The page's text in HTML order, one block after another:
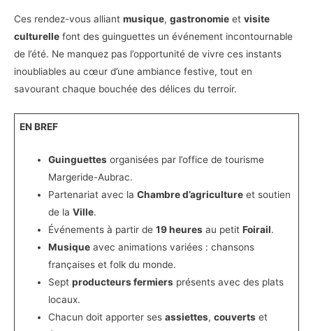
Ces rendez-vous alliant musique, gastronomie et visite
culturelle font des guinguettes un événement incontournable
de l’été. Ne manquez pas l’opportunité de vivre ces instants
inoubliables au cœur d’une ambiance festive, tout en
savourant chaque bouchée des délices du terroir.
EN BREF
Guinguettesorganisées par l’office de tourisme
Margeride-Aubrac.
Partenariat avec la Chambre d’agricultureet soutien
de la Ville.
Événements à partir de 19 heuresau petit Foirail.
Musiqueavec animations variées : chansons
françaises et folk du monde.
Sept producteurs fermiersprésents avec des plats
locaux.
Chacun doit apporter ses assiettes, couvertset